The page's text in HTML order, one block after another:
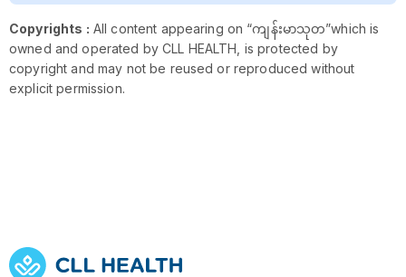
Copyrights : All content appearing on “ကျန်းမာသုတ”which is
owned and operated by CLL HEALTH, is protected by
copyright and may not be reused or reproduced without
explicit permission.